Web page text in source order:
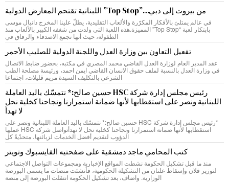
من بيروت إلى دبي…”Top Stop” اللبنانية تقتحم المعارض الدولية
في عالم يمتلئ بالأفكار المكرّرة والألعاب التقليدية، يطلّ علينا المخرج دانيال موسى
بابتكار لعبة “Top Stop” المميزة.هذه اللعبة التي ولدت من شغفه الكبير بالألعاب منذ
الطفولة، حيث أنها تجمع الاصدقاء والرفاق في
تفعيل التعاون بين وزارة العدل واللجنة الدولية للصليب الأحمر
عقد المدير العام لوزارة العدل القاضي محمد المصري في مكتبه، بحضور ضابط الاتصال
في وزارة العدل بالنسبة لملف حقوق الانسان القاضي ايمن احمد، ورئيسة مصلحة الطب
الشرعي بالتكليف السيدة مريم قليلات، اجتماعا
رئيس مجلس إدارة شركة HSC حسين صالح:* نتمسّك باليد العاملة
اللبنانية ونصر على استقطابها لأنها ضمانة استمرارنا ونجاحنا كخلية نحل
لا تهدأ
*رئيس مجلس إدارة شركة HSC حسين صالح:* نتمسّك باليد العاملة اللبنانية ونصر على
استقطابها لأنها ضمانة استمرارنا ونجاحنا كخلية نحل لا تهدأتواصل شركة HSC عملها
الدؤوب لتقديم أفضل الخدمات لزبائنها، متحدّيةً كل
كتب المحامي ماجد دمشقية على صفحتيه الفايسبوك وتويتر
منذ ما قبل تشكيل الحكومة نشطت المواقع الإخبارية ومجموعات التواصل الاجتماعي
لتوزير فلان وإسقاط علتان من التشكيلة الحكومية، فأنشئت منصات ما يسمى البورصة
الوزارية. واضاف، بعد تشكيل الحكومة انتقلت البورصة إلى منصة